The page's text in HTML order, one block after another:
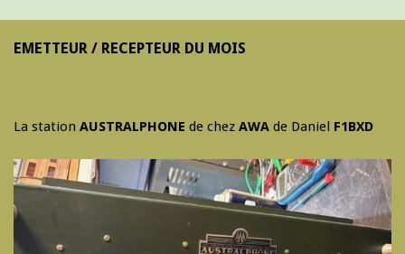
EMETTEUR / RECEPTEUR DU MOIS
La station AUSTRALPHONE de chez AWA de Daniel F1BXD